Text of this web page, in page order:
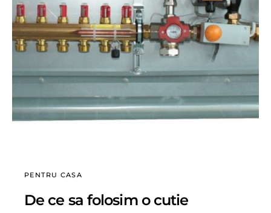
PENTRU CASA
De ce sa folosim o cutie